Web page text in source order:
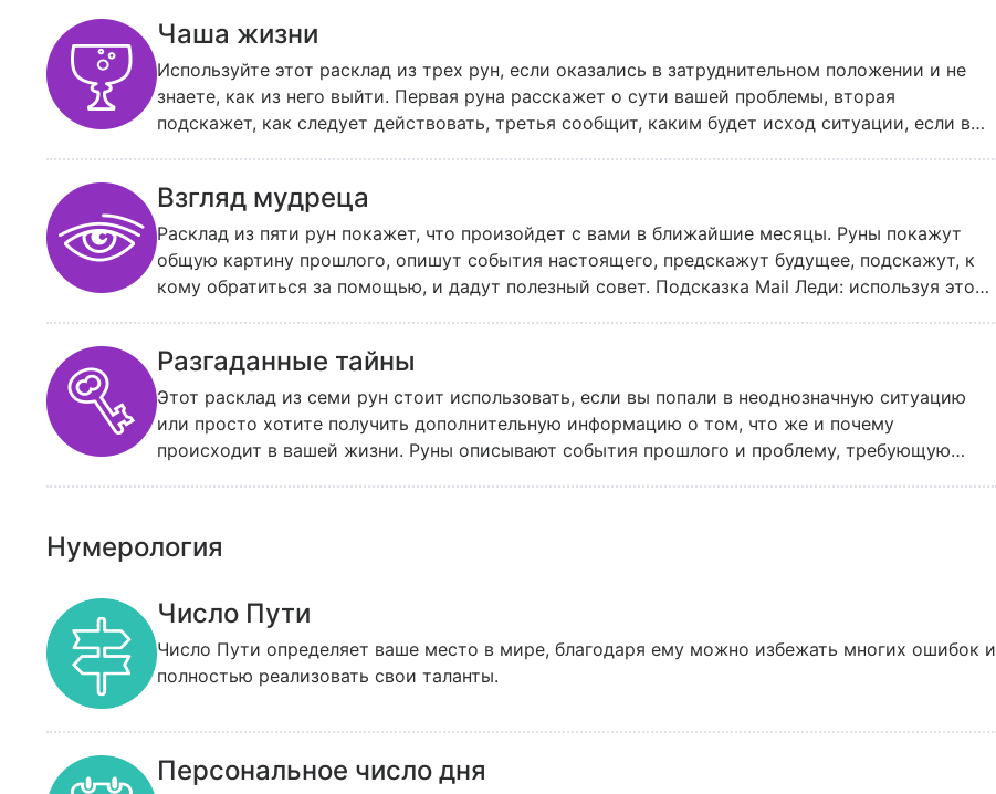
Чаша жизни
Используйте этот расклад из трех рун, если оказались в затруднительном положении и не
знаете, как из него выйти. Первая руна расскажет о сути вашей проблемы, вторая
подскажет, как следует действовать, третья сообщит, каким будет исход ситуации, если вы
Взгляд мудреца
Расклад из пяти рун покажет, что произойдет с вами в ближайшие месяцы. Руны покажут
общую картину прошлого, опишут события настоящего, предскажут будущее, подскажут, к
кому обратиться за помощью, и дадут полезный совет. Подсказка Mail Леди: используя этот
Разгаданные тайны
Этот расклад из семи рун стоит использовать, если вы попали в неоднозначную ситуацию
или просто хотите получить дополнительную информацию о том, что же и почему
происходит в вашей жизни. Руны описывают события прошлого и проблему, требующую
Нумерология
Число Пути
Число Пути определяет ваше место в мире, благодаря ему можно избежать многих ошибок и
полностью реализовать свои таланты.
Персональное число дня